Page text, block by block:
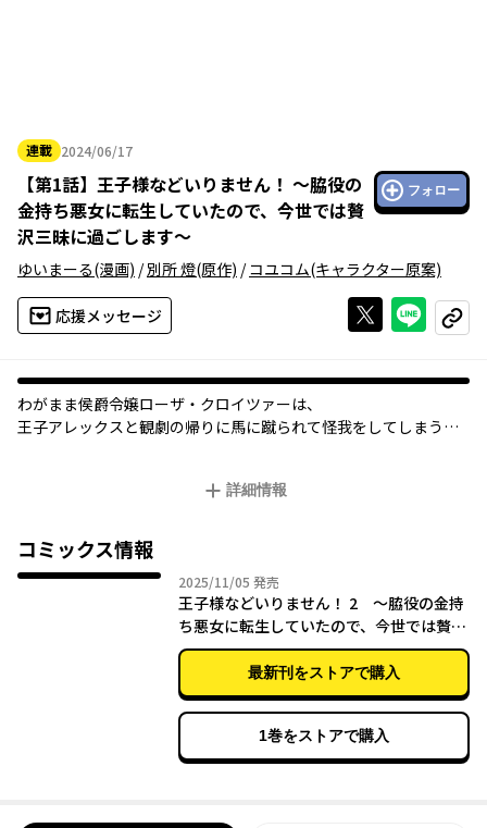
連載 2024/06/17
2024年06月17日
【第1話】 王子様などいりません！ ～脇役の
金持ち悪女に転生していたので、今世では贅
沢三昧に過ごします～
フォロー
ゆいまーる(漫画) /別所 燈(原作) /コユコム(キャラクター原案)
応援メッセージ Xで投稿する
ライン
コピー
わがまま侯爵令嬢ローザ・クロイツァーは、
王子アレックスと観劇の帰りに馬に蹴られて怪我をしてしまう。
悪役令嬢に転生していたことを！
前世は社畜で過労死、今世は悪役令嬢で毒殺予定。
せっかく超お金持ちのお嬢様に生まれたのだからと、
ローザは毒殺を回避し自由に生きることを決意して――!?
恋に溺れずセレブに生きる脇役悪女ストーリー♪
詳細情報
コミックス情報
2025/11/05 2025年11月05日
発売
王子様などいりません！ 2 ～脇役の金持
ち悪女に転生していたので、今世では贅沢
三昧に過ごします～
最新刊をストアで購入
1巻をストアで購入